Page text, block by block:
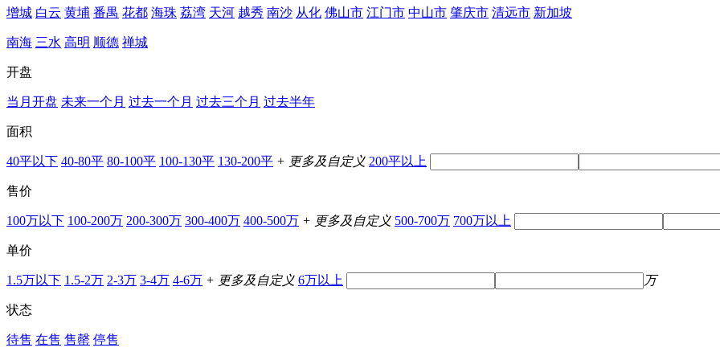
增城 白云 黄埔 番禺 花都 海珠 荔湾 天河 越秀 南沙 从化 佛山市 江门市 中山市 肇庆市 清远市 新加坡
南海 三水 高明 顺德 禅城
开盘
当月开盘 未来一个月 过去一个月 过去三个月 过去半年
面积
40平以下 40-80平 80-100平 100-130平 130-200平 + 更多及自定义 200平以上
售价
100万以下 100-200万 200-300万 300-400万 400-500万 + 更多及自定义 500-700万 700万以上
单价
1.5万以下 1.5-2万 2-3万 3-4万 4-6万 + 更多及自定义 6万以上 万
状态
待售 在售 售罄 停售